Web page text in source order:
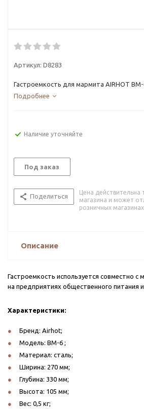
Артикул: D8283
Гастроемкость для мармита AIRHOT
Подробнее
Наличие уточняйте
Под заказ
Поделиться
Цена действительна
магазина и может
розничных магазинах
Описание
Гастроемкость используется совместно с
на предприятиях общественного питания
Характеристики:
Бренд: Airhot;
Модель: BM-6 ;
Материал: сталь;
Ширина: 270 мм;
Глубина: 330 мм;
Высота: 105 мм;
Вес: 0,5 кг;